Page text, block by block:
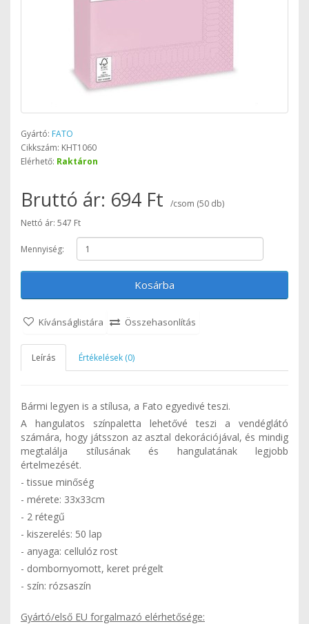
Gyártó: FATO
Cikkszám: KHT1060
Elérhető: Raktáron
Bruttó ár: 694 Ft
/csom (50 db)
Nettó ár: 547 Ft
Mennyiség:
Kosárba
Kívánságlistára Összehasonlítás
Leírás Értékelések (0)
Bármi legyen is a stílusa, a Fato egyedivé teszi.
A hangulatos színpaletta lehetővé teszi a vendéglátó
számára, hogy játsszon az asztal dekorációjával, és mindig
megtalálja stílusának és hangulatának legjobb
értelmezését.
- tissue minőség
- mérete: 33x33cm
- 2 rétegű
- kiszerelés: 50 lap
- anyaga: cellulóz rost
- dombornyomott, keret prégelt
- szín: rózsaszín
Gyártó/első EU forgalmazó elérhetősége: